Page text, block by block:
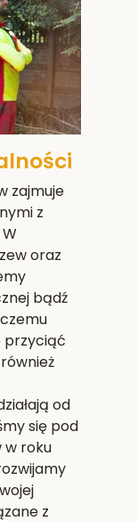
zajmuje
z
oraz
bądź
przyciąć
od
się pod
w roku
z